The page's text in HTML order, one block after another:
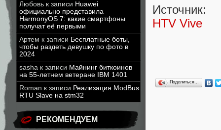
Любовь к записи Huawei
официально представила
HarmonyOS 7: какие смартфоны
получат её первыми
Артем к записи Бесплатные боты,
чтобы раздеть девушку по фото в
2024
sasha к записи Майнинг биткоинов
на 55-летнем ветеране IBM 1401
Roman к записи Реализация ModBus
RTU Slave на stm32
РЕКОМЕНДУЕМ
Источник:
HTV Vive
Поделиться…